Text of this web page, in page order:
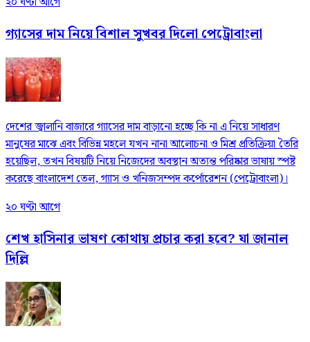
গ্যাসের দাম নিয়ে বিশাল সুখবর দিলো পেট্রোবাংলা
দেশের জ্বালানি বাজারে গ্যাসের দাম বাড়ানো হচ্ছে কি না এ নিয়ে সাধারণ
মানুষের মাঝে এবং বিভিন্ন মহলে যখন নানা আলোচনা ও মিশ্র প্রতিক্রিয়া তৈরি
হয়েছিল, তখন বিষয়টি নিয়ে নিজেদের অবস্থান অত্যন্ত পরিষ্কার ভাষায় স্পষ্ট
করেছে বাংলাদেশ তেল, গ্যাস ও খনিজসম্পদ কর্পোরেশন (পেট্রোবাংলা)।
২০ ঘণ্টা আগে
শেখ হাসিনার ভাষণ কোথায় প্রচার করা হবে? যা জানাল
দিল্লি